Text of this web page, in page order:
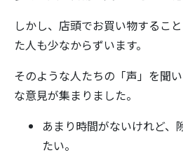
しかし、店頭でお買い物するこ
た人も少なからずいます。
そのような人たちの「声」を聞
な意見が集まりました。
あまり時間がないけれど、
たい。